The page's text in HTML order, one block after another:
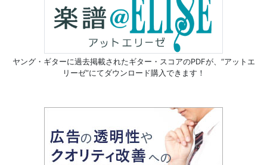
ヤング・ギターに過去掲載されたギター・スコアのPDFが、 “アットエ
リーゼ”にてダウンロード購入できます！